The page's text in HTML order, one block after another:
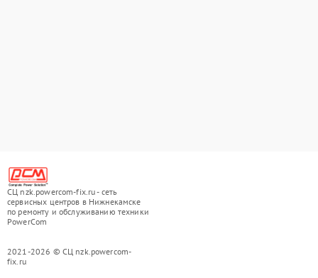
СЦ nzk.powercom-fix.ru - сеть
сервисных центров в Нижнекамске
по ремонту и обслуживанию техники
PowerCom
2021-2026 © СЦ nzk.powercom-
fix.ru